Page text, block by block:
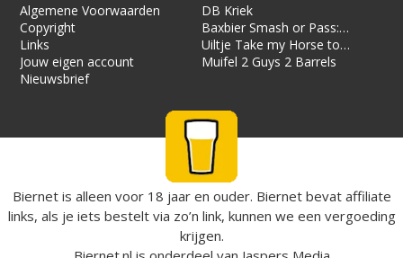
Algemene Voorwaarden
Copyright
Links
Jouw eigen account
Nieuwsbrief
DB Kriek
Baxbier Smash or Pass:
Strata
Uiltje Take my Horse to
the Hotel Room
Muifel 2 Guys 2 Barrels
Biernet is alleen voor 18 jaar en ouder. Biernet bevat affiliate
links, als je iets bestelt via zo’n link, kunnen we een vergoeding
krijgen.